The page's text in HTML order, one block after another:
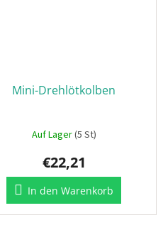
Mini-Drehlötkolben
Auf Lager(5 St)
€22,21
In den Warenkorb